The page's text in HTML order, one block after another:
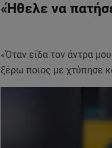
«Ήθελε να
«Όταν είδα τον άντρα
ξέρω ποιος με χτύπησε